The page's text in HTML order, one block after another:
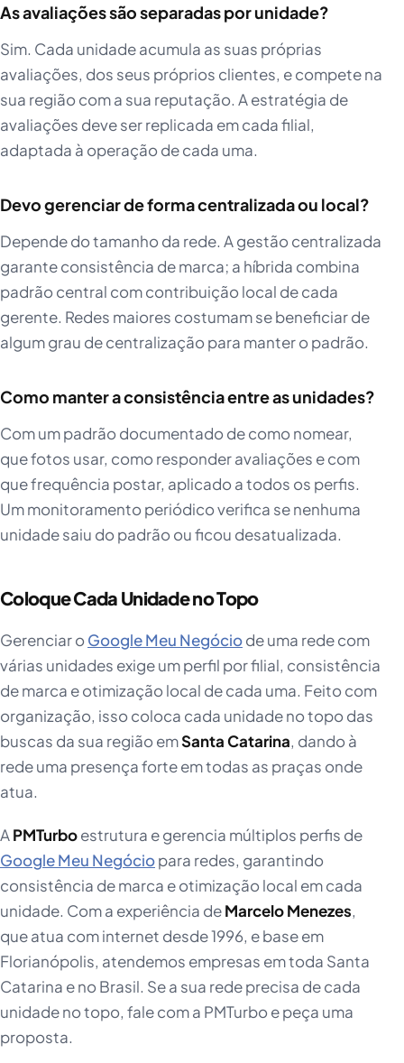
As avaliações são separadas por unidade?
Sim. Cada unidade acumula as suas próprias
avaliações, dos seus próprios clientes, e compete na
sua região com a sua reputação. A estratégia de
avaliações deve ser replicada em cada filial,
adaptada à operação de cada uma.
Devo gerenciar de forma centralizada ou local?
Depende do tamanho da rede. A gestão centralizada
garante consistência de marca; a híbrida combina
padrão central com contribuição local de cada
gerente. Redes maiores costumam se beneficiar de
algum grau de centralização para manter o padrão.
Como manter a consistência entre as unidades?
Com um padrão documentado de como nomear,
que fotos usar, como responder avaliações e com
que frequência postar, aplicado a todos os perfis.
Um monitoramento periódico verifica se nenhuma
unidade saiu do padrão ou ficou desatualizada.
Coloque Cada Unidade no Topo
Gerenciar oGoogle Meu Negóciode uma rede com
várias unidades exige um perfil por filial, consistência
de marca e otimização local de cada uma. Feito com
organização, isso coloca cada unidade no topo das
buscas da sua região emSanta Catarina, dando à
rede uma presença forte em todas as praças onde
atua.
APMTurboestrutura e gerencia múltiplos perfis de
Google Meu Negóciopara redes, garantindo
consistência de marca e otimização local em cada
unidade. Com a experiência deMarcelo Menezes,
que atua com internet desde 1996, e base em
Florianópolis, atendemos empresas em toda Santa
Catarina e no Brasil. Se a sua rede precisa de cada
unidade no topo, fale com a PMTurbo e peça uma
proposta.